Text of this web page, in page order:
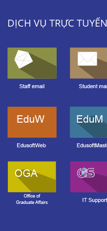
DỊCH VỤ TRỰC TUYẾN